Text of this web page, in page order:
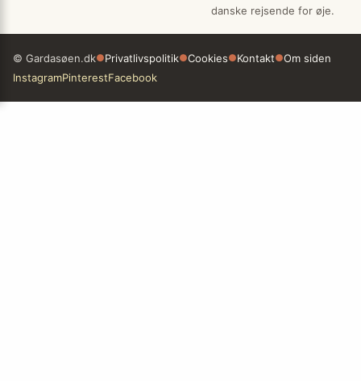
danske rejsende for øje.
© Gardasøen.dk●Privatlivspolitik●Cookies●Kontakt●Om siden
InstagramPinterestFacebook